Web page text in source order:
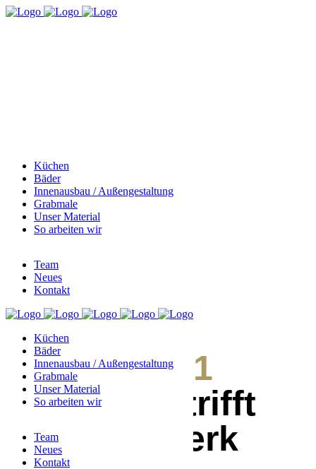
Küchen
Bäder
Innenausbau / Außengestaltung
Grabmale
Unser Material
So arbeiten wir
Team
Neues
Kontakt
Küchen
Bäder
Innenausbau / Außengestaltung
Grabmale
Unser Material
So arbeiten wir
Team
Neues
Kontakt
11. Juli 2021
Handwerk trifft
auf Handwerk